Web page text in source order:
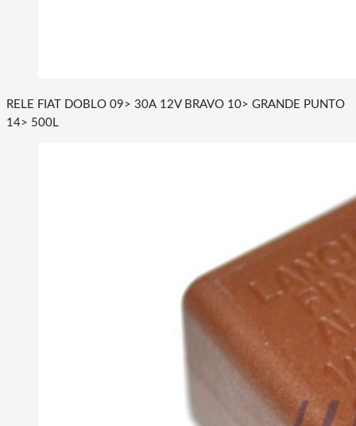
RELE FIAT DOBLO 09> 30A 12V BRAVO 10> GRANDE PUNTO
14> 500L